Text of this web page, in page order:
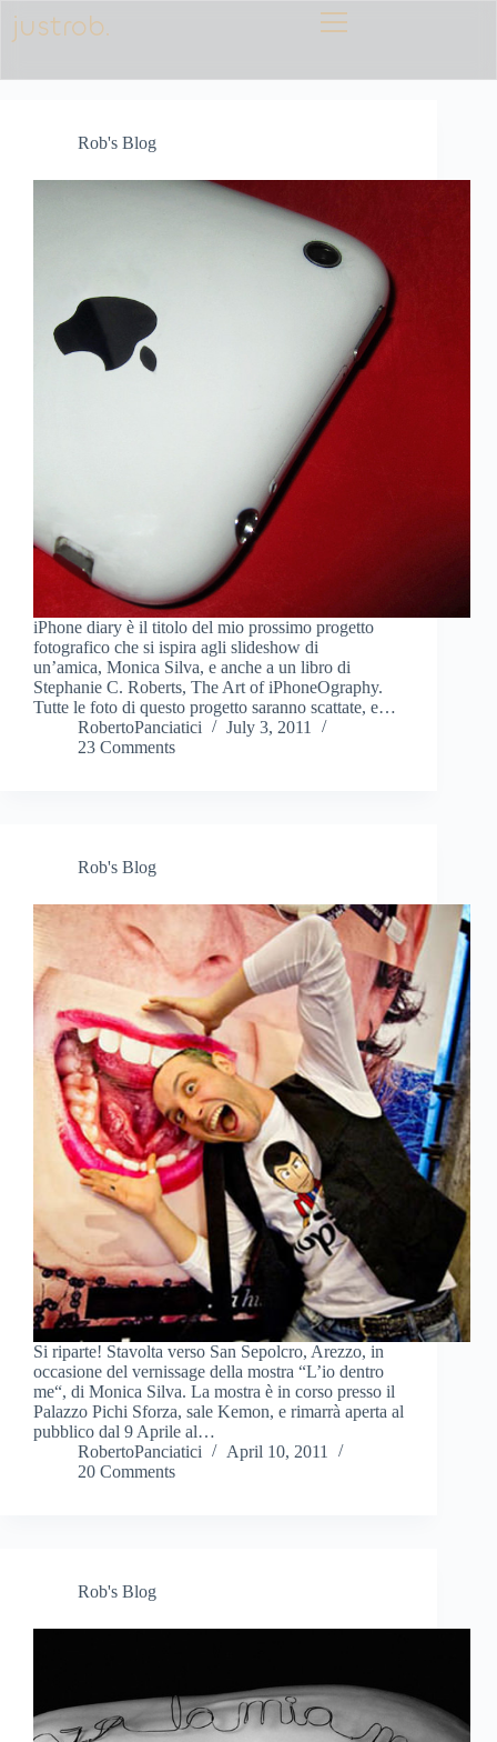
justrob.
Rob's Blog
iPhone diary è il titolo del mio prossimo progetto
fotografico che si ispira agli slideshow di
un’amica, Monica Silva, e anche a un libro di
Stephanie C. Roberts, The Art of iPhoneOgraphy.
Tutte le foto di questo progetto saranno scattate, e…
RobertoPanciatici
July 3, 2011
23 Comments
Rob's Blog
Si riparte! Stavolta verso San Sepolcro, Arezzo, in
occasione del vernissage della mostra “L’io dentro
me“, di Monica Silva. La mostra è in corso presso il
Palazzo Pichi Sforza, sale Kemon, e rimarrà aperta al
pubblico dal 9 Aprile al…
RobertoPanciatici
April 10, 2011
20 Comments
Rob's Blog